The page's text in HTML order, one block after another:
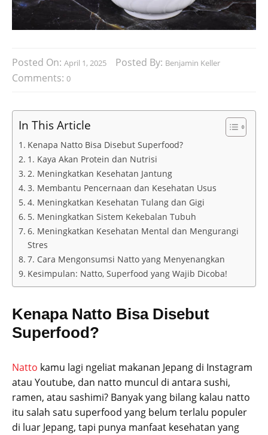
Posted On: April 1, 2025 Posted By: Benjamin Keller
Comments: 0
In This Article
Kenapa Natto Bisa Disebut Superfood?
1. Kaya Akan Protein dan Nutrisi
2. Meningkatkan Kesehatan Jantung
3. Membantu Pencernaan dan Kesehatan Usus
4. Meningkatkan Kesehatan Tulang dan Gigi
5. Meningkatkan Sistem Kekebalan Tubuh
6. Meningkatkan Kesehatan Mental dan Mengurangi
Stres
7. Cara Mengonsumsi Natto yang Menyenangkan
Kesimpulan: Natto, Superfood yang Wajib Dicoba!
Kenapa Natto Bisa Disebut
Superfood?
Natto kamu lagi ngeliat makanan Jepang di Instagram
atau Youtube, dan natto muncul di antara sushi,
ramen, atau sashimi? Banyak yang bilang kalau natto
itu salah satu superfood yang belum terlalu populer
di luar Jepang, tapi punya manfaat kesehatan yang